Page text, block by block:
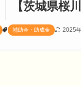
【茨城県桜
補助金・助成金 2025